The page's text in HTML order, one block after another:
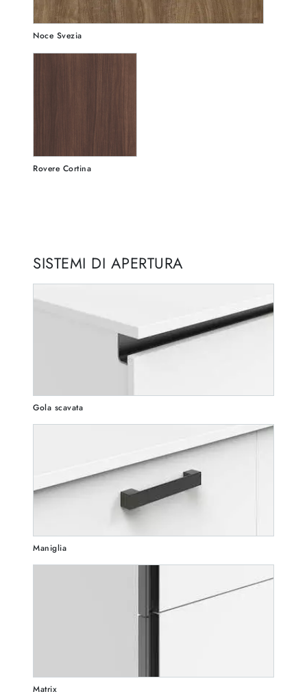
Noce Svezia
Rovere Cortina
SISTEMI DI APERTURA
Gola scavata
Maniglia
Matrix